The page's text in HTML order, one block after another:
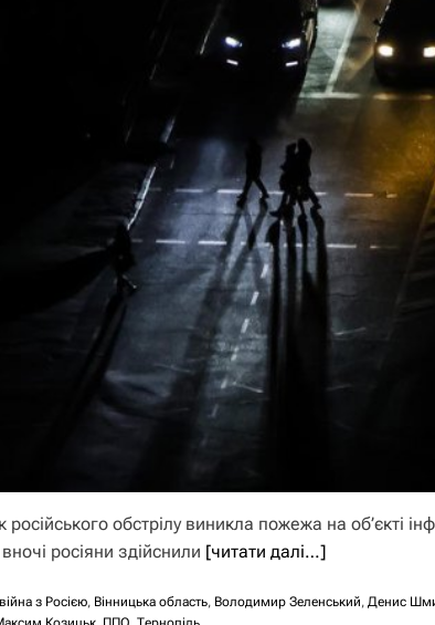
обстрілу виникла пожежа на об’єкті
росіяни здійснили [читати далі…]
війна з Росією, Вінницька область, Володимир Зеленський, Денис